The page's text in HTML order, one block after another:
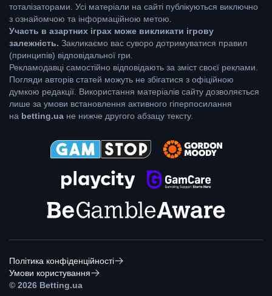
тоталізаторами. Усі матеріали на сайті публікуються виключно
з ознайомчою та інформаційною метою.
Участь в азартних іграх може викликати ігрову
залежність. Закликаємо вас суворо дотримуватися правил
(принципів) відповідальної гри.
Рекламодавці самостійно відповідають за зміст своєї реклами.
Погляди авторів статей можуть не збігатися з офіційною
думкою редакції. Використання матеріалів сайту дозволяється
лише за умови встановлення активного гіперпосилання
на betting.ua не нижче другого абзацу тексту.
© 2026 Betting.ua
Політика конфіденційності
Умови користування